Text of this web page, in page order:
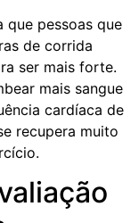
que pessoas que
de corrida
ser mais forte.
mais sangue
cardíaca de
recupera muito